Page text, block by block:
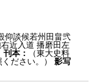
仰談候若州田畠弐
近入道 播磨田左
刊本：
（東大史料
ださい。）
影写